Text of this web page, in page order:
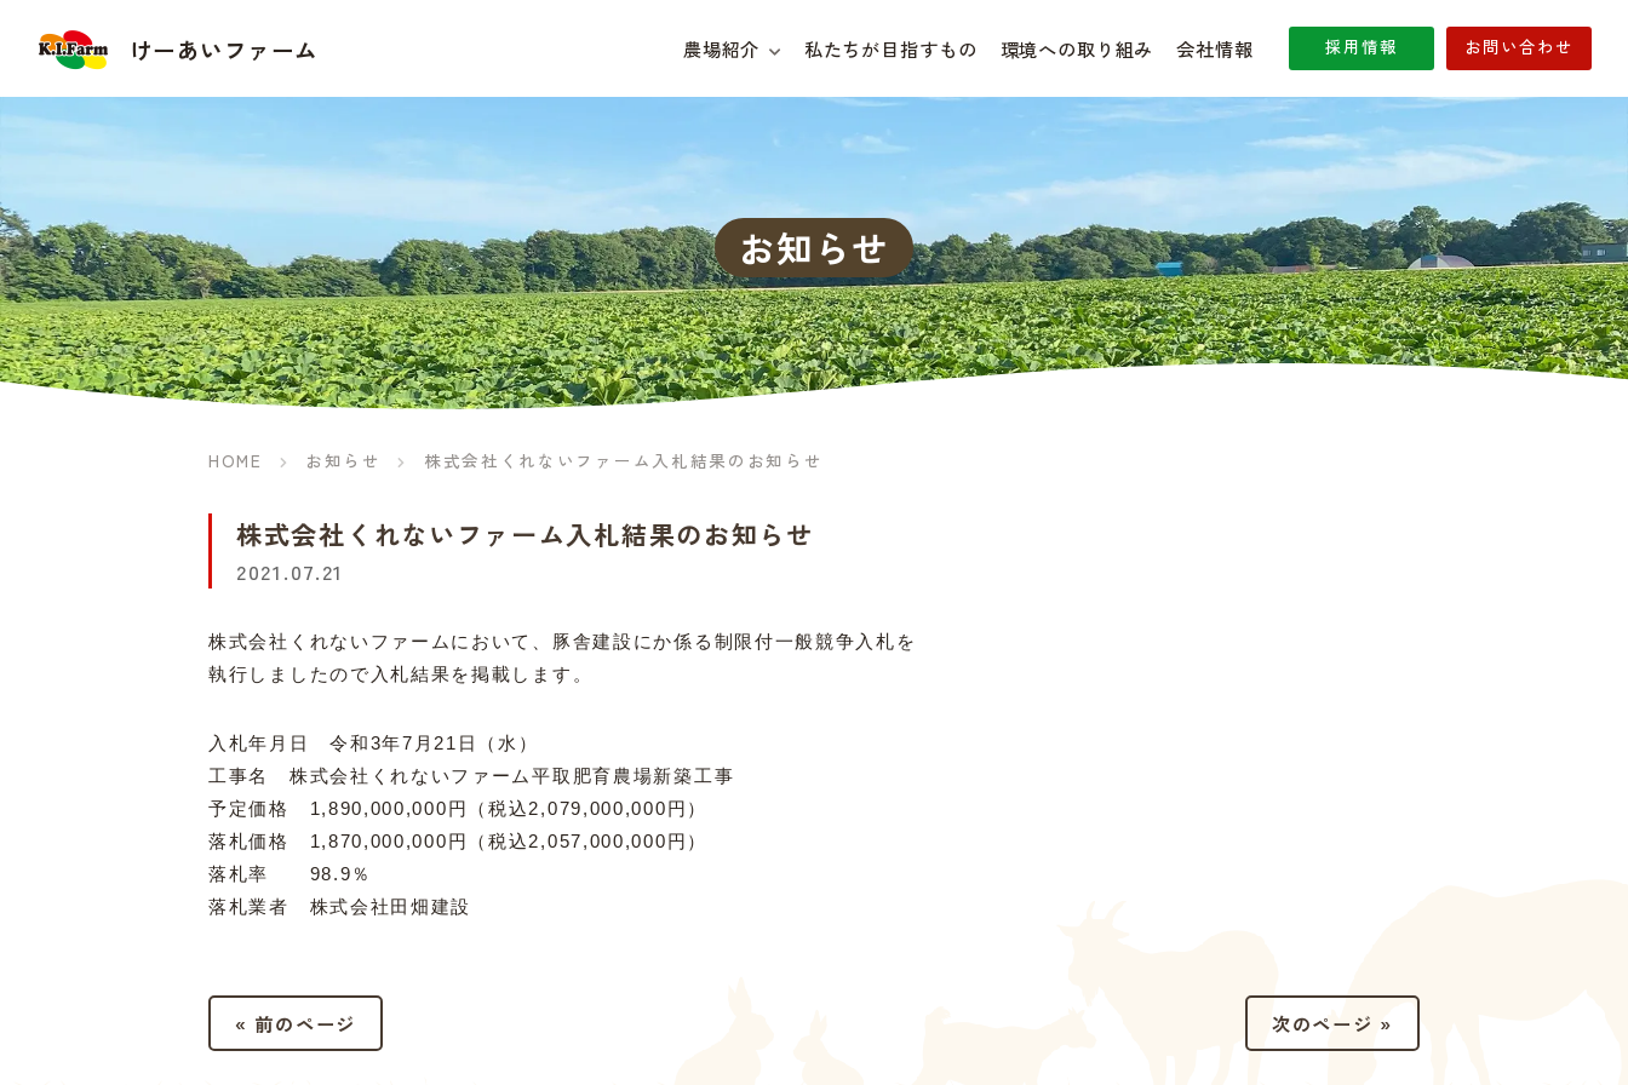
採用情報 お問い合わせ
農場紹介 私たちが目指すもの 環境への取り組み 会社情報
お知らせ
HOME お知らせ 株式会社くれないファーム入札結果のお知らせ
株式会社くれないファーム入札結果のお知らせ
2021.07.21
株式会社くれないファームにおいて、豚舎建設にか係る制限付一般競争入札を
執行しましたので入札結果を掲載します。
入札年月日 令和3年7月21日（水）
工事名 株式会社くれないファーム平取肥育農場新築工事
予定価格 1,890,000,000円（税込2,079,000,000円）
落札価格 1,870,000,000円（税込2,057,000,000円）
落札率 98.9％
落札業者 株式会社田畑建設
« 前のページ 次のページ »